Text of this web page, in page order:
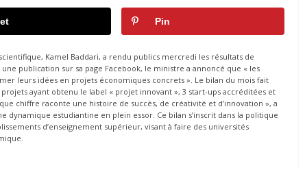
Pin
Kamel Baddari, a rendu publics mercredi les résultats de
publication sur sa page Facebook, le ministre a annoncé que « les
leurs idées en projets économiques concrets ». Le bilan du mois fait
ayant obtenu le label « projet innovant », 3 start-ups accréditées et
chiffre raconte une histoire de succès, de créativité et d’innovation », a
dynamique estudiantine en plein essor. Ce bilan s’inscrit dans la politique
d’enseignement supérieur, visant à faire des universités